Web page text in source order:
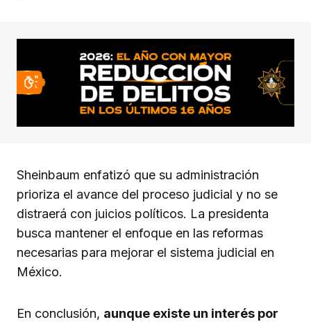
Sheinbaum enfatizó que su administración
prioriza el avance del proceso judicial y no se
distraerá con juicios políticos. La presidenta
busca mantener el enfoque en las reformas
necesarias para mejorar el sistema judicial en
México.
En conclusión, aunque existe un interés por